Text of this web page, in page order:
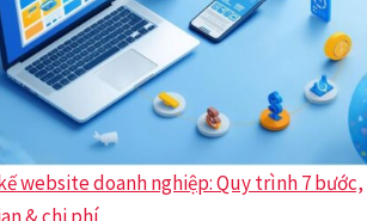
website doanh nghiệp: Quy trình 7 bước,
& chi phí